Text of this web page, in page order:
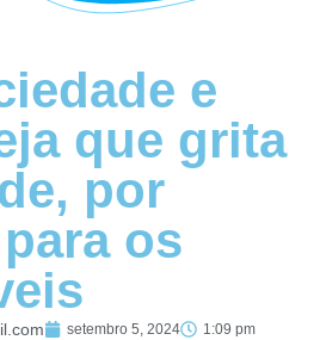
e
que grita
por
os
setembro 5, 2024 1:09 pm